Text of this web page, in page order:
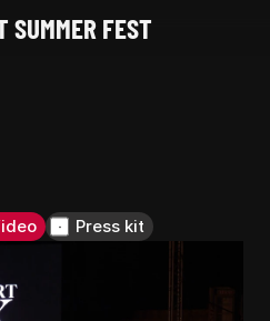
SUMMER FEST
Press kit